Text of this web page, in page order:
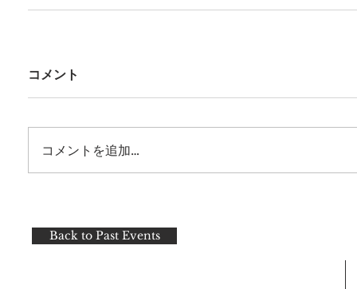
コメント
コメントを追加…
Back to Past Events